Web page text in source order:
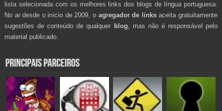
lista selecionada com os melhores links dos blogs de língua portuguesa.
No ar desde o início de 2009, o agregador de linksaceita gratuitamente
sugestões de conteúdo de qualquer blog , mas não é responsável pelo
material publicado.